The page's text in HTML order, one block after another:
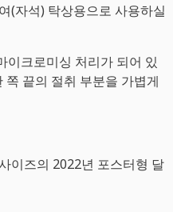
(자석) 탁상용으로 사용하실
크로미싱 처리가 되어 있
끝의 절취 부분을 가볍게
이즈의 2022년 포스터형 달